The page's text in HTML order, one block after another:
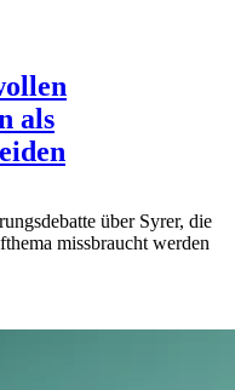
als
über Syrer, die
missbraucht werden